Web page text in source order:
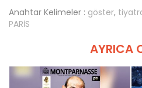
Anahtar Kelimeler : göster,
PARİS
AYRICA